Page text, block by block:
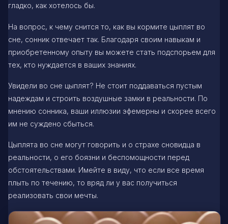
гладко, как хотелось бы.
На вопрос, к чему снится то, как вы кормите цыплят во
сне, сонник отвечает так. Благодаря своим навыкам и
приобретенному опыту вы можете стать подспорьем для
тех, кто нуждается в ваших знаниях.
Увидели во сне цыплят? Не стоит поддаваться пустым
надеждам и строить воздушные замки в реальности. По
мнению сонника, ваши иллюзии эфемерны и скорее всего
им не суждено сбыться.
Цыплята во сне могут говорить и о страхе сновидца в
реальности, о его боязни и беспомощности перед
обстоятельствами. Имейте в виду, что если все время
плыть по течению, то вряд ли у вас получиться
реализовать свои мечты.